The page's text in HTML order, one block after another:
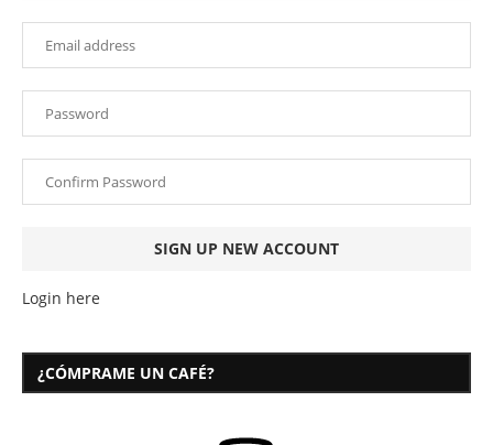
Login here
¿CÓMPRAME UN CAFÉ?